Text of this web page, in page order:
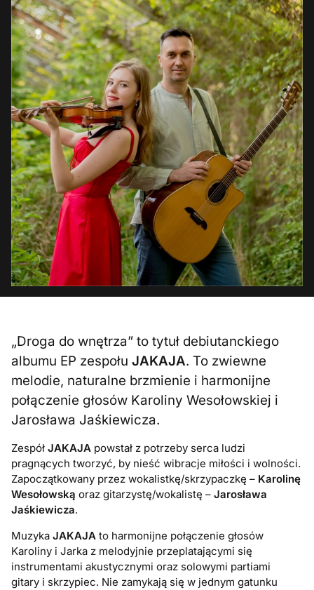
„Droga do wnętrza” to tytuł debiutanckiego
albumu EP zespołuJAKAJA. To zwiewne
melodie, naturalne brzmienie i harmonijne
połączenie głosów Karoliny Wesołowskiej i
Jarosława Jaśkiewicza.
ZespółJAKAJA powstał z potrzeby serca ludzi
pragnących tworzyć, by nieść wibracje miłości i wolności.
Zapoczątkowany przez wokalistkę/skrzypaczkę – Karolinę
Wesołowską oraz gitarzystę/wokalistę –Jarosława
Jaśkiewicza.
Muzyka JAKAJA to harmonijne połączenie głosów
Karoliny i Jarka z melodyjnie przeplatającymi się
instrumentami akustycznymi oraz solowymi partiami
gitary i skrzypiec. Nie zamykają się w jednym gatunku